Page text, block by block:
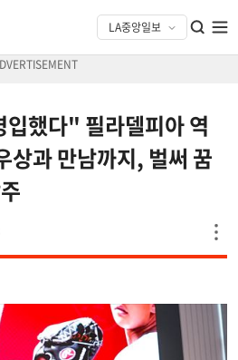
했다" 필라델피아 역
과 만남까지, 벌써 꿈